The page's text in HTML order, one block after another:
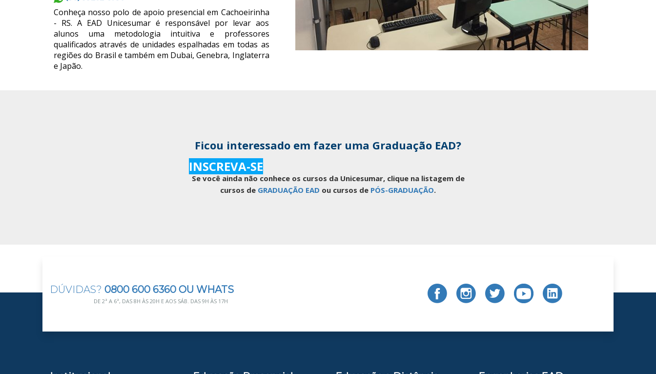
Conheça nosso polo de apoio presencial em Cachoeirinha
- RS. A EAD Unicesumar é responsável por levar aos
alunos uma metodologia intuitiva e professores
qualificados através de unidades espalhadas em todas as
regiões do Brasil e também em Dubai, Genebra, Inglaterra
e Japão.
Ficou interessado em fazer uma Graduação EAD?
INSCREVA-SE
Se você ainda não conhece os cursos da Unicesumar, clique na listagem de
cursos de GRADUAÇÃO EAD ou cursos de PÓS-GRADUAÇÃO.
DÚVIDAS? 0800 600 6360 OU WHATS
DE 2ª A 6ª, DAS 8H ÀS 20H E AOS SÁB. DAS 9H ÀS 17H